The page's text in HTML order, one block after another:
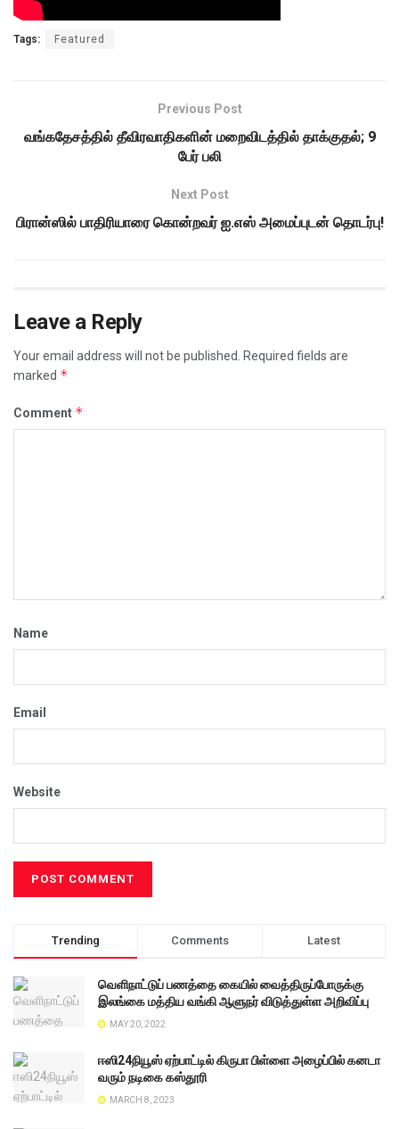
Tags: Featured
Previous Post
வங்கதேசத்தில் தீவிரவாதிகளின் மறைவிடத்தில் தாக்குதல்; 9
பேர் பலி
Next Post
பிரான்ஸில் பாதிரியாரை கொன்றவர் ஐ.எஸ் அமைப்புடன் தொடர்பு!
Leave a Reply
Your email address will not be published.
Required fields are
marked *
Comment *
Name
Email
Website
Trending Comments Latest
வெளிநாட்டுப் பணத்தை கையில் வைத்திருப்போருக்கு
இலங்கை மத்திய வங்கி ஆளுநர் விடுத்துள்ள அறிவிப்பு
MAY 20, 2022
ஈஸி24நியூஸ் ஏற்பாட்டில் கிருபா பிள்ளை அழைப்பில் கனடா
வரும் நடிகை கஸ்தூரி
MARCH 8, 2023